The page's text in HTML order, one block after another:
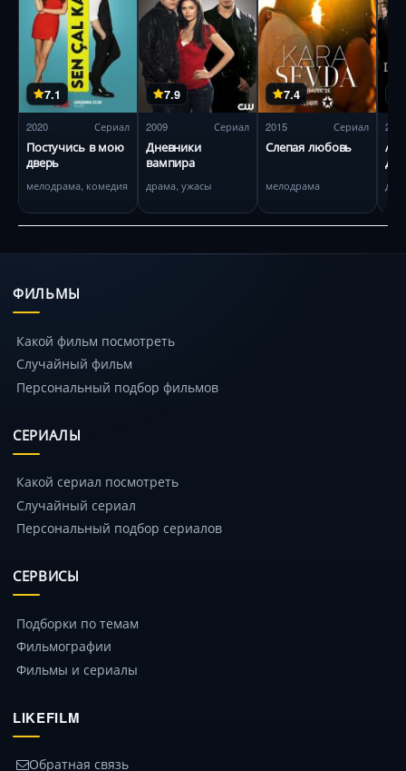
7.1
2020 Сериал
Постучись в мою
дверь
мелодрама, комедия
7.9
2009 Сериал
Дневники
вампира
драма, ужасы
7.4
2015 Сериал
Слепая любовь
мелодрама
2010
ФИЛЬМЫ
Какой фильм посмотреть
Случайный фильм
Персональный подбор фильмов
СЕРИАЛЫ
Какой сериал посмотреть
Случайный сериал
Персональный подбор сериалов
СЕРВИСЫ
Подборки по темам
Фильмографии
Фильмы и сериалы
LIKEFILM
Обратная связь